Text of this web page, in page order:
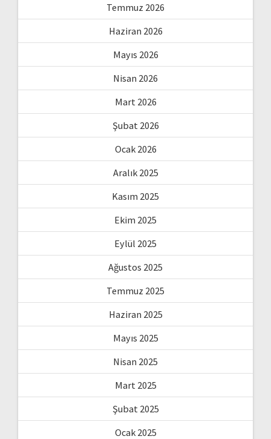
Temmuz 2026
Haziran 2026
Mayıs 2026
Nisan 2026
Mart 2026
Şubat 2026
Ocak 2026
Aralık 2025
Kasım 2025
Ekim 2025
Eylül 2025
Ağustos 2025
Temmuz 2025
Haziran 2025
Mayıs 2025
Nisan 2025
Mart 2025
Şubat 2025
Ocak 2025